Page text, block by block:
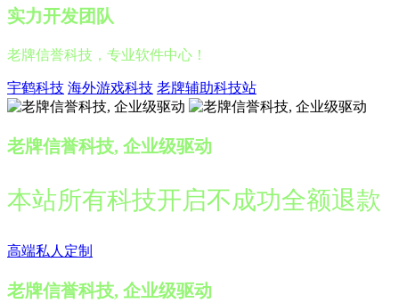
实力开发团队
老牌信誉科技，专业软件中心！
宇鹤科技 海外游戏科技 老牌辅助科技站
老牌信誉科技, 企业级驱动
本站所有科技开启不成功全额退款
高端私人定制
老牌信誉科技, 企业级驱动